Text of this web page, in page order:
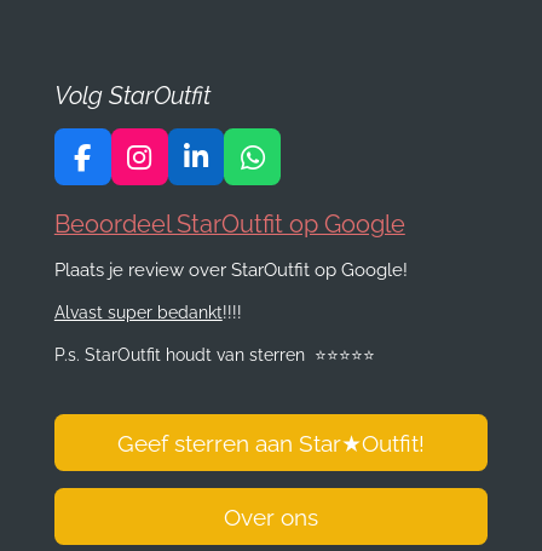
Volg StarOutfit
F
c
b
o
k
I
s
a
r
a
L
n
e
I
n
W
a
s
p
Beoordeel StarOutfit op Google
Plaats je review over StarOutfit op Google!
Alvast super bedankt!!!!
P.s. StarOutfit houdt van sterren ⭐️⭐️⭐️⭐️⭐️
Geef sterren aan Star★Outfit!
Over ons